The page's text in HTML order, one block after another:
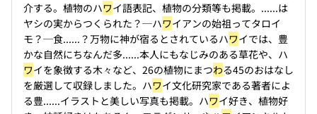
介する。植物のハワイ語表記、植物の分類等も掲載。......は
ヤシの実からつくられた？─ハワイアンの始祖ってタロイ
モ？─食......？万物に神が宿るとされているハワイでは、豊
かな自然にちなんだ多......本人にもなじみのある草花や、ハ
ワイを象徴する木々など、26の植物にまつわる45のおはなし
を厳選して収録しました。ハワイ文化研究家である著者によ
る豊......イラストと美しい写真も掲載。ハワイ好き、植物好